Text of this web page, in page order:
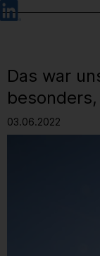
Barrierefreie
Bedienung
Das war
03.06.2022